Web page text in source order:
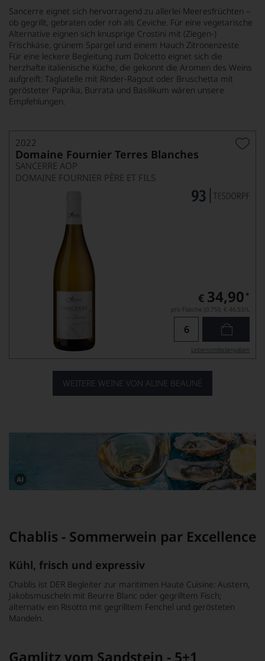
Sancerre eignet sich hervorragend zu allerlei Meeresfrüchten –
ob gegrillt, gebraten oder roh als Ceviche. Für eine vegetarische
Alternative eignen sich knusprige Crostini mit (Ziegen-)
Frischkäse, grünem Spargel und einem Hauch Zitronenzeste.
Für eine leckere Begleitung zum Dolcetto eignet sich die
herzhafte italienische Küche, die gekonnt die Aromen des Weins
aufgreift: Tagliatelle mit Rinder-Ragout oder Bruschetta mit
gerösteter Paprika, Burrata und Basilikum wären unsere
Empfehlungen.
WEITERE WEINE VON ALINE BEAUNÉ
2022
Domaine Fournier Terres Blanches
SANCERRE AOP
DOMAINE FOURNIER PÈRE ET FILS
€ 34,90 *
pro Flasche (0.75l), € 46,53/L
Lebensmittel­angaben
Dieses
KI
verändert.
Chablis - Sommerwein par Excellence
Kühl, frisch und expressiv
Chablis ist DER Begleiter zur maritimen Haute Cuisine: Austern,
Jakobsmuscheln mit Beurre Blanc oder gegrilltem Fisch;
alternativ ein Risotto mit gegrilltem Fenchel und gerösteten
Mandeln.
Gamlitz vom Sandstein - 5+1